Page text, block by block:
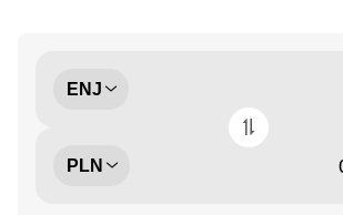
ENJ
PLN